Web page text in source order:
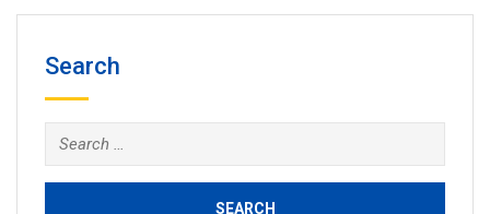
Search
Search
for: